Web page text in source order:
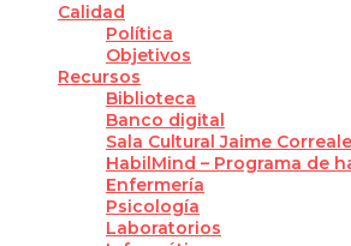
Calidad
Política
Objetivos
Recursos
Biblioteca
Banco digital
Sala Cultural Jaime
HabilMind – Programa de
Enfermería
Psicología
Laboratorios